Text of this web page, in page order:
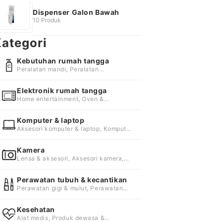
Dispenser Galon Bawah
10 Produk
Kebutuhan rumah tangga
Peralatan mandi, Peralatan
Elektronik rumah tangga
Home entertainment, Oven &
udara
Komputer & laptop
Aksesori komputer & laptop, Komputer,
Kamera
Lensa & aksesori, Aksesori kamera,
Perawatan tubuh & kecantikan
Perawatan gigi & mulut, Perawatan
Kesehatan
Alat medis, Produk dewasa &